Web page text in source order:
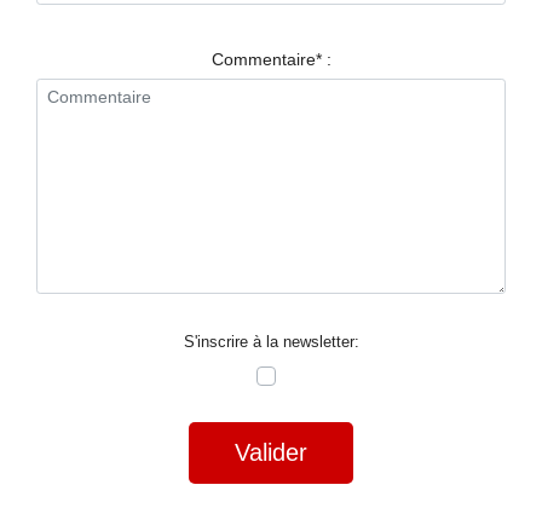
NUIT
Commentaire* :
S'inscrire à la newsletter:
Valider